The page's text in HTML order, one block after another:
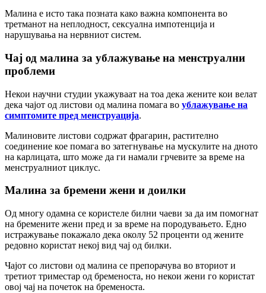
Малина е исто така позната како важна компонента во
третманот на неплодност, сексуална импотенција и
нарушувања на нервниот систем.
Чај од малина за ублажување на менструални
проблеми
Некои научни студии укажуваат на тоа дека жените кои велат
дека чајот од листови од малина помага во ублажување на
симптомите пред менструација.
Малиновите листови содржат фрагарин, растително
соединение кое помага во затегнување на мускулите на дното
на карлицата, што може да ги намали грчевите за време на
менструалниот циклус.
Малина за бремени жени и доилки
Од многу одамна се користеле билни чаеви за да им помогнат
на бремените жени пред и за време на породувањето. Едно
истражување покажало дека околу 52 проценти од жените
редовно користат некој вид чај од билки.
Чајот со листови од малина се препорачува во вториот и
третиот триместар од бременоста, но некои жени го користат
овој чај на почеток на бременоста.